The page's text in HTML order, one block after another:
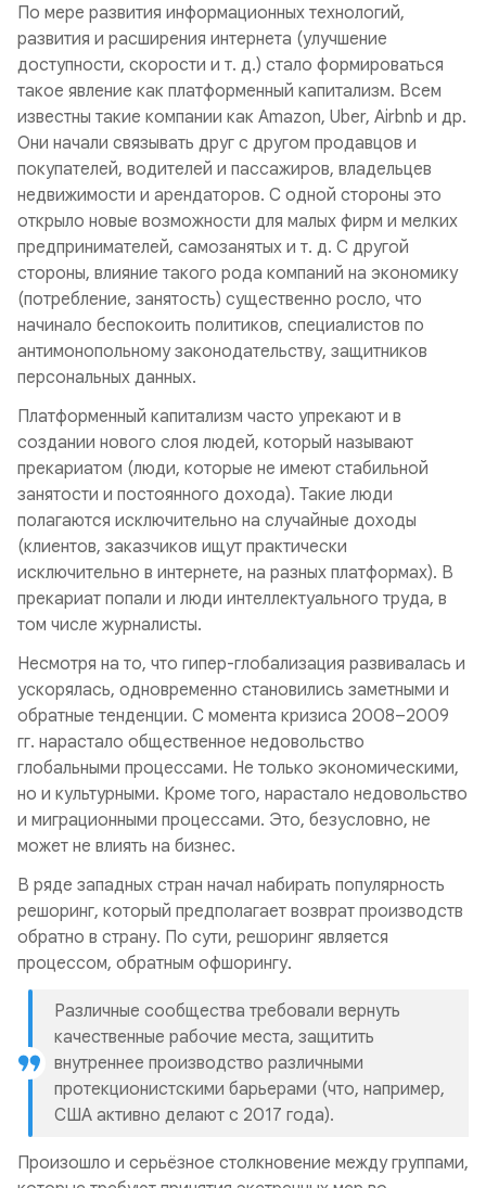
По мере развития информационных технологий,
развития и расширения интернета (улучшение
доступности, скорости и т. д.) стало формироваться
такое явление как платформенный капитализм. Всем
известны такие компании как Amazon, Uber, Airbnb и др.
Они начали связывать друг с другом продавцов и
покупателей, водителей и пассажиров, владельцев
недвижимости и арендаторов. С одной стороны это
открыло новые возможности для малых фирм и мелких
предпринимателей, самозанятых и т. д. С другой
стороны, влияние такого рода компаний на экономику
(потребление, занятость) существенно росло, что
начинало беспокоить политиков, специалистов по
антимонопольному законодательству, защитников
персональных данных.
Платформенный капитализм часто упрекают и в
создании нового слоя людей, который называют
прекариатом (люди, которые не имеют стабильной
занятости и постоянного дохода). Такие люди
полагаются исключительно на случайные доходы
(клиентов, заказчиков ищут практически
исключительно в интернете, на разных платформах). В
прекариат попали и люди интеллектуального труда, в
том числе журналисты.
Несмотря на то, что гипер-глобализация развивалась и
ускорялась, одновременно становились заметными и
обратные тенденции. С момента кризиса 2008–2009
гг. нарастало общественное недовольство
глобальными процессами. Не только экономическими,
но и культурными. Кроме того, нарастало недовольство
и миграционными процессами. Это, безусловно, не
может не влиять на бизнес.
В ряде западных стран начал набирать популярность
решоринг, который предполагает возврат производств
обратно в страну. По сути, решоринг является
процессом, обратным офшорингу.
Различные сообщества требовали вернуть
качественные рабочие места, защитить
внутреннее производство различными
протекционистскими барьерами (что, например,
США активно делают с 2017 года).
Произошло и серьёзное столкновение между группами,